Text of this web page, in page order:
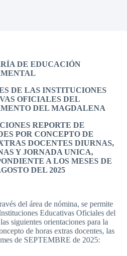
DE EDUCACIÓN
DE LAS INSTITUCIONES
OFICIALES DEL
DEL MAGDALENA
REPORTE DE
POR CONCEPTO DE
DOCENTES DIURNAS,
Y JORNADA UNICA,
A LOS MESES DE
DEL 2025
del área de nómina, se permite
Educativas Oficiales del
siguientes orientaciones para la
de horas extras docentes, las
de SEPTEMBRE de 2025: